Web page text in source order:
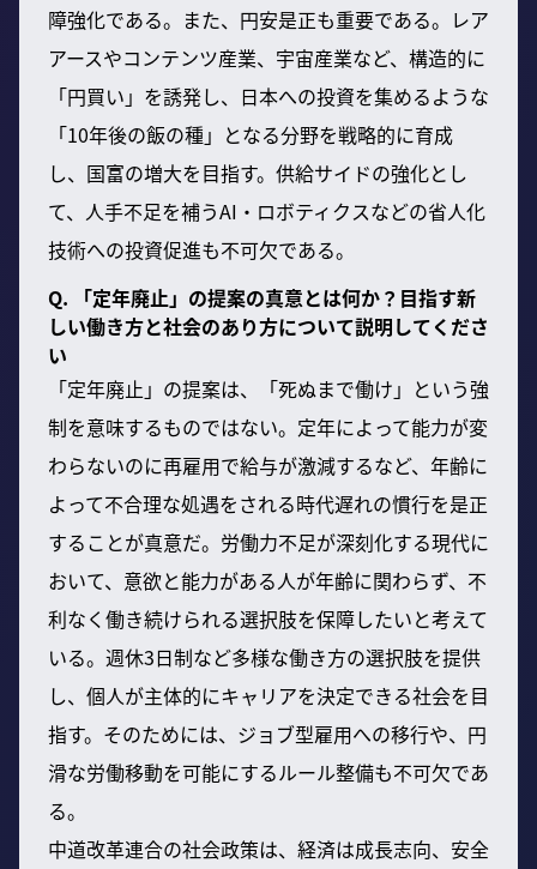
障強化である。また、円安是正も重要である。レア
アースやコンテンツ産業、宇宙産業など、構造的に
「円買い」を誘発し、日本への投資を集めるような
「10年後の飯の種」となる分野を戦略的に育成
し、国富の増大を目指す。供給サイドの強化とし
て、人手不足を補うAI・ロボティクスなどの省人化
技術への投資促進も不可欠である。
Q. 「定年廃止」の提案の真意とは何か？目指す新
しい働き方と社会のあり方について説明してくださ
い
「定年廃止」の提案は、「死ぬまで働け」という強
制を意味するものではない。定年によって能力が変
わらないのに再雇用で給与が激減するなど、年齢に
よって不合理な処遇をされる時代遅れの慣行を是正
することが真意だ。労働力不足が深刻化する現代に
おいて、意欲と能力がある人が年齢に関わらず、不
利なく働き続けられる選択肢を保障したいと考えて
いる。週休3日制など多様な働き方の選択肢を提供
し、個人が主体的にキャリアを決定できる社会を目
指す。そのためには、ジョブ型雇用への移行や、円
滑な労働移動を可能にするルール整備も不可欠であ
る。
中道改革連合の社会政策は、経済は成長志向、安全